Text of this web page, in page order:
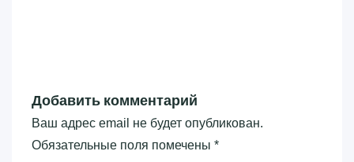
Добавить комментарий
Ваш адрес email не будет опубликован.
Обязательные поля помечены *